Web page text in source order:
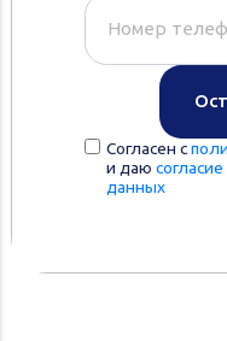
Согласен с
и даю
данных